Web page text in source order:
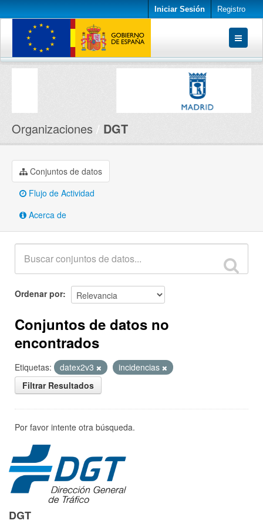
Iniciar Sesión Registro
Conjuntos de datos
Organizaciones DGT
Conjuntos de datos
Flujo de Actividad
Acerca de
Ordenar por
Conjuntos de datos no
encontrados
Etiquetas: datex2v3
incidencias
Filtrar Resultados
Por favor intente otra búsqueda.
DGT